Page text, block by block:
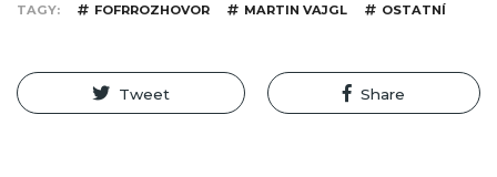
TAGY FOFRROZHOVOR MARTIN VAJGL OSTATNÍ
Tweet Share